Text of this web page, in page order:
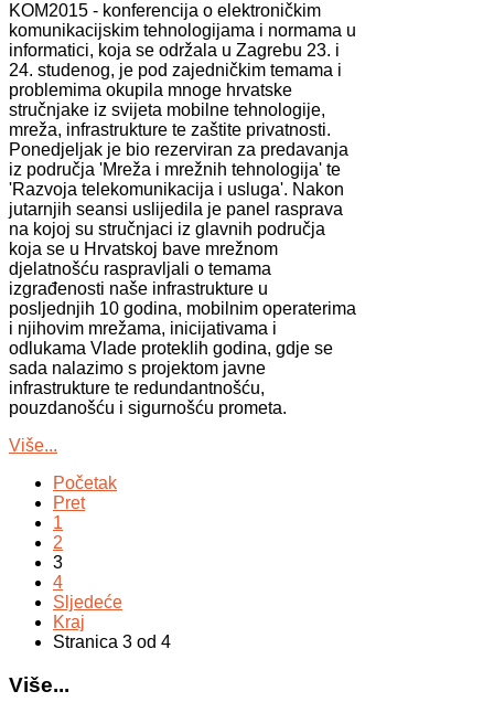
KOM2015 - konferencija o elektroničkim
komunikacijskim tehnologijama i normama u
informatici, koja se održala u Zagrebu 23. i
24. studenog, je pod zajedničkim temama i
problemima okupila mnoge hrvatske
stručnjake iz svijeta mobilne tehnologije,
mreža, infrastrukture te zaštite privatnosti.
Ponedjeljak je bio rezerviran za predavanja
iz područja 'Mreža i mrežnih tehnologija' te
'Razvoja telekomunikacija i usluga'. Nakon
jutarnjih seansi uslijedila je panel rasprava
na kojoj su stručnjaci iz glavnih područja
koja se u Hrvatskoj bave mrežnom
djelatnošću raspravljali o temama
izgrađenosti naše infrastrukture u
posljednjih 10 godina, mobilnim operaterima
i njihovim mrežama, inicijativama i
odlukama Vlade proteklih godina, gdje se
sada nalazimo s projektom javne
infrastrukture te redundantnošću,
pouzdanošću i sigurnošću prometa.
Više...
Početak
Pret
1
2
3
4
Sljedeće
Kraj
Stranica 3 od 4
Više...